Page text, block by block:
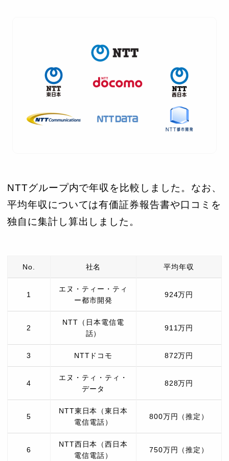
NTTグループ内で年収を比較しました。なお、
平均年収については有価証券報告書や口コミを
独自に集計し算出しました。
No. 社名 平均年収
1
エヌ・ティー・ティ
ー都市開発
924万円
2
NTT（日本電信電
話）
911万円
3 NTTドコモ 872万円
4
エヌ・ティ・ティ・
データ
828万円
5
NTT東日本（東日本
電信電話）
800万円（推定）
6
NTT西日本（西日本
電信電話）
750万円（推定）